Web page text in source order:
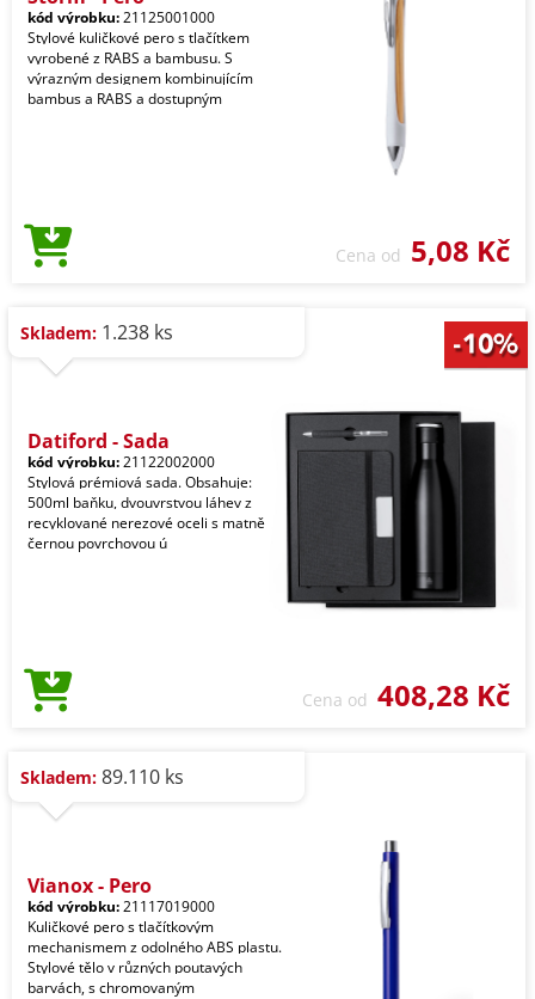
kód výrobku:21125001000
Stylové kuličkové pero s tlačítkem
vyrobené z RABS a bambusu. S
výrazným designem kombinujícím
bambus a RABS a dostupným
Cena od 5,08 Kč
Skladem: 1.238 ks
Datiford - Sada
kód výrobku:21122002000
Stylová prémiová sada. Obsahuje:
500ml baňku, dvouvrstvou láhev z
recyklované nerezové oceli s matně
černou povrchovou ú
Cena od 408,28 Kč
Skladem: 89.110 ks
Vianox - Pero
kód výrobku:21117019000
Kuličkové pero s tlačítkovým
mechanismem z odolného ABS plastu.
Stylové tělo v různých poutavých
barvách, s chromovaným